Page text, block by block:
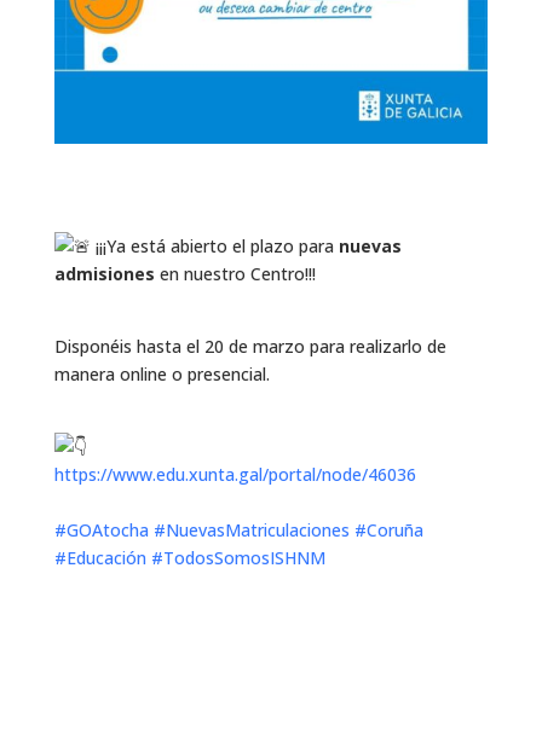
¡¡¡Ya está abierto el plazo para nuevas
admisiones en nuestro Centro!!!
Disponéis hasta el 20 de marzo para realizarlo de
manera online o presencial.
https://www.edu.xunta.gal/portal/node/46036
#GOAtocha #NuevasMatriculaciones #Coruña
#Educación #TodosSomosISHNM